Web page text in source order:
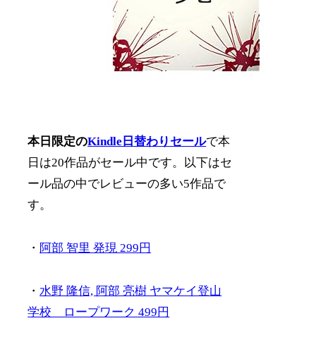
本日限定のKindle日替わりセールで本
日は20作品がセール中です。以下はセ
ール品の中でレビューの多い5作品で
す。
・ 阿部 智里 発現 299円
・ 水野 隆信, 阿部 亮樹 ヤマケイ登山
学校 ロープワーク 499円